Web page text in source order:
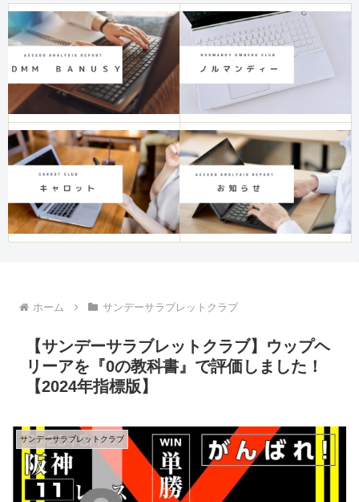
ホーム サンデーサラブレットクラブ
【サンデーサラブレットクラブ】ウップヘ
リーアを『0の教科書』で評価しました！
【2024年指標版】
サンデーサラブレットクラブ